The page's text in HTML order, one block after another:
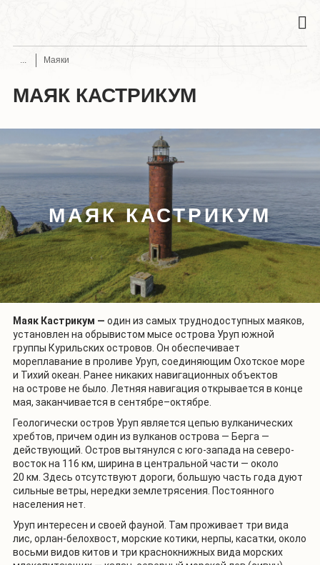
Маяки
МАЯК КАСТРИКУМ
МАЯК КАСТРИКУМ
Маяк Кастрикум — один из самых труднодоступных маяков,
установлен на обрывистом мысе острова Уруп южной
группы Курильских островов. Он обеспечивает
мореплавание в проливе Уруп, соединяющим Охотское море
и Тихий океан. Ранее никаких навигационных объектов
на острове не было. Летняя навигация открывается в конце
мая, заканчивается в сентябре–октябре.
Геологически остров Уруп является цепью вулканических
хребтов, причем один из вулканов острова — Берга —
действующий. Остров вытянулся с юго-запада на северо-
восток на 116 км, ширина в центральной части — около
20 км. Здесь отсутствуют дороги, большую часть года дуют
сильные ветры, нередки землетрясения. Постоянного
населения нет.
Уруп интересен и своей фауной. Там проживает три вида
лис, орлан-белохвост, морские котики, нерпы, касатки, около
восьми видов китов и три краснокнижных вида морских